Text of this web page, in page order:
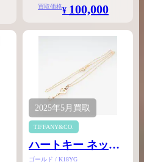
買取価格¥ 100,000
2025年5月 買取
TIFFANY&CO.
ハートキー ネック
レス
ゴールド / K18YG